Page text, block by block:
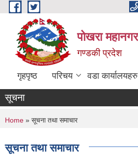
Skip to main content
पोखरा
गण्डकी प्रदेश
गृहपृष्ठ परिचय वडा कार्यालयहरु
सूचना
You are here
Home » सूचना तथा समाचार
सूचना तथा समाचार